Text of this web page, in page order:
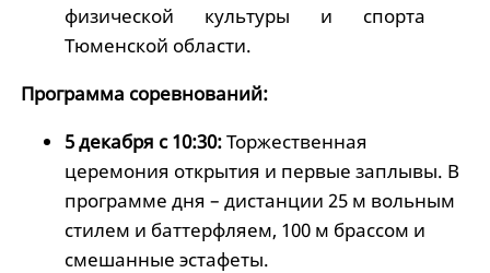
физической культуры и спорта
Тюменской области.
Программа соревнований:
5 декабря с 10:30:Торжественная
церемония открытия и первые заплывы. В
программе дня – дистанции 25 м вольным
стилем и баттерфляем, 100 м брассом и
смешанные эстафеты.